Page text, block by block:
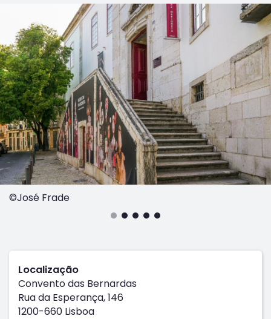
©José Frade
Localização
Convento das Bernardas
Rua da Esperança, 146
1200-660 Lisboa